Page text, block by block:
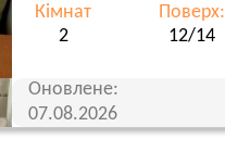
Кімнат
2
Поверх:
12/14
Оновлене:
07.08.2026